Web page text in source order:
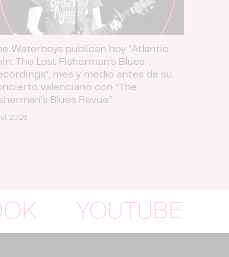
Waterboys publican hoy “Atlantic
The Lost Fisherman’s Blues
mes y medio antes de su
valenciano con “The
Blues Revue”
2026
YOUTUBE